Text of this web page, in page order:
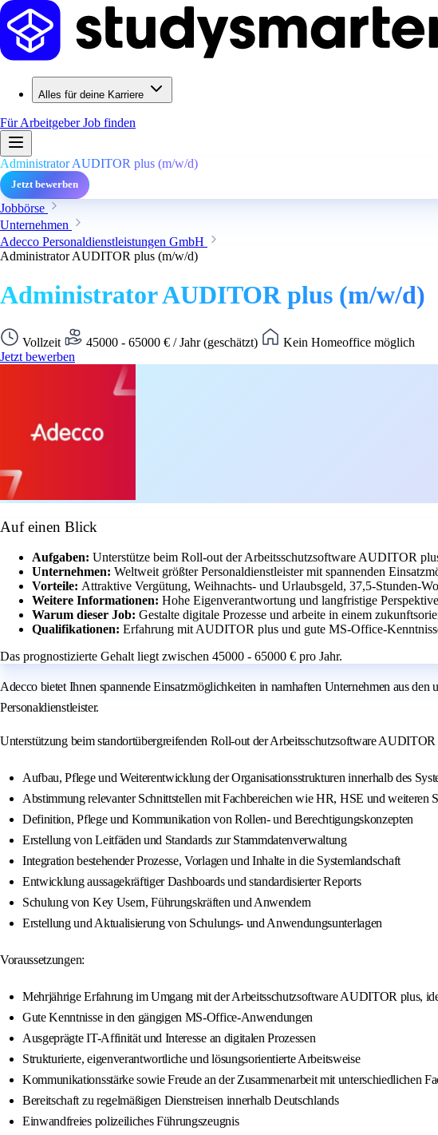
Alles für deine Karriere
Für ArbeitgeberJob finden
Administrator AUDITOR plus (m/w/d)
Jetzt bewerben
Jobbörse
Unternehmen
Adecco Personaldienstleistungen GmbH
Administrator AUDITOR plus (m/w/d)
Administrator AUDITOR plus (m/w/d)
Vollzeit 45000 - 65000 € / Jahr (geschätzt)
Kein Homeoffice möglich
Jetzt bewerben
Auf einen Blick
Aufgaben: Unterstütze beim Roll-out der Arbeitsschutzsoftware AUDITOR
Unternehmen: Weltweit größter Personaldienstleister mit spannenden
Vorteile: Attraktive Vergütung, Weihnachts- und Urlaubsgeld, 37,5-Stunden-
Weitere Informationen: Hohe Eigenverantwortung und langfristige
Warum dieser Job: Gestalte digitale Prozesse und arbeite in einem
Qualifikationen: Erfahrung mit AUDITOR plus und gute MS-Office-
Das prognostizierte Gehalt liegt zwischen 45000 - 65000 € pro Jahr.
Adecco bietet Ihnen spannende Einsatzmöglichkeiten in namhaften Unternehmen aus
Personaldienstleister.
Unterstützung beim standortübergreifenden Roll-out der Arbeitsschutzsoftware
Aufbau, Pflege und Weiterentwicklung der Organisationsstrukturen innerhalb des
Abstimmung relevanter Schnittstellen mit Fachbereichen wie HR, HSE und weiteren
Definition, Pflege und Kommunikation von Rollen- und Berechtigungskonzepten
Erstellung von Leitfäden und Standards zur Stammdatenverwaltung
Integration bestehender Prozesse, Vorlagen und Inhalte in die Systemlandschaft
Entwicklung aussagekräftiger Dashboards und standardisierter Reports
Schulung von Key Usern, Führungskräften und Anwendern
Erstellung und Aktualisierung von Schulungs- und Anwendungsunterlagen
Voraussetzungen:
Mehrjährige Erfahrung im Umgang mit der Arbeitsschutzsoftware AUDITOR plus,
Gute Kenntnisse in den gängigen MS-Office-Anwendungen
Ausgeprägte IT-Affinität und Interesse an digitalen Prozessen
Strukturierte, eigenverantwortliche und lösungsorientierte Arbeitsweise
Kommunikationsstärke sowie Freude an der Zusammenarbeit mit unterschiedlichen
Bereitschaft zu regelmäßigen Dienstreisen innerhalb Deutschlands
Einwandfreies polizeiliches Führungszeugnis